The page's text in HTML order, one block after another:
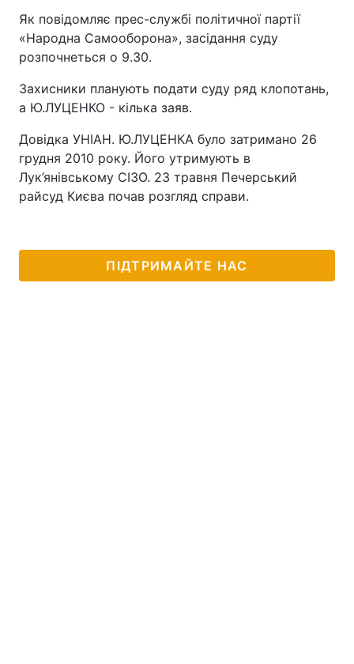
Як повідомляє прес-службі політичної партії
«Народна Самооборона», засідання суду
розпочнеться о 9.30.
Захисники планують подати суду ряд клопотань,
а Ю.ЛУЦЕНКО - кілька заяв.
Довідка УНІАН. Ю.ЛУЦЕНКА було затримано 26
грудня 2010 року. Його утримують в
Лук’янівському СІЗО. 23 травня Печерський
райсуд Києва почав розгляд справи.
ПІДТРИМАЙТЕ НАС